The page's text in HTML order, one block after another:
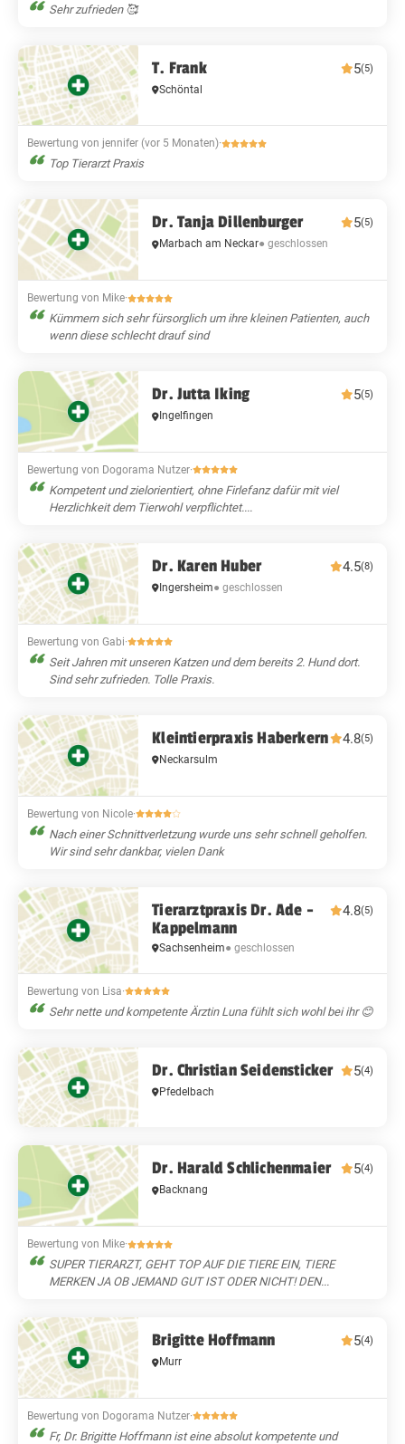
Sehr zufrieden 🥰
T. Frank 5(5)
Schöntal
Bewertung von jennifer (vor 5 Monaten)·
Top Tierarzt Praxis
Dr. Tanja Dillenburger 5(5)
Marbach am Neckar● geschlossen
Bewertung von Mike·
Kümmern sich sehr fürsorglich um ihre kleinen Patienten, auch
wenn diese schlecht drauf sind
Dr. Jutta Iking 5(5)
Ingelfingen
Bewertung von Dogorama Nutzer·
Kompetent und zielorientiert, ohne Firlefanz dafür mit viel
Herzlichkeit dem Tierwohl verpflichtet....
Dr. Karen Huber 4.5(8)
Ingersheim● geschlossen
Bewertung von Gabi·
Seit Jahren mit unseren Katzen und dem bereits 2. Hund dort.
Sind sehr zufrieden. Tolle Praxis.
Kleintierpraxis Haberkern 4.8(5)
Neckarsulm
Bewertung von Nicole·
Nach einer Schnittverletzung wurde uns sehr schnell geholfen.
Wir sind sehr dankbar, vielen Dank
Tierarztpraxis Dr. Ade -
Kappelmann
4.8(5)
Sachsenheim● geschlossen
Bewertung von Lisa·
Sehr nette und kompetente Ärztin Luna fühlt sich wohl bei ihr 😊
Dr. Christian Seidensticker 5(4)
Pfedelbach
Dr. Harald Schlichenmaier 5(4)
Backnang
Bewertung von Mike·
SUPER TIERARZT, GEHT TOP AUF DIE TIERE EIN, TIERE
MERKEN JA OB JEMAND GUT IST ODER NICHT! DEN...
Brigitte Hoffmann 5(4)
Murr
Bewertung von Dogorama Nutzer·
Fr, Dr. Brigitte Hoffmann ist eine absolut kompetente und